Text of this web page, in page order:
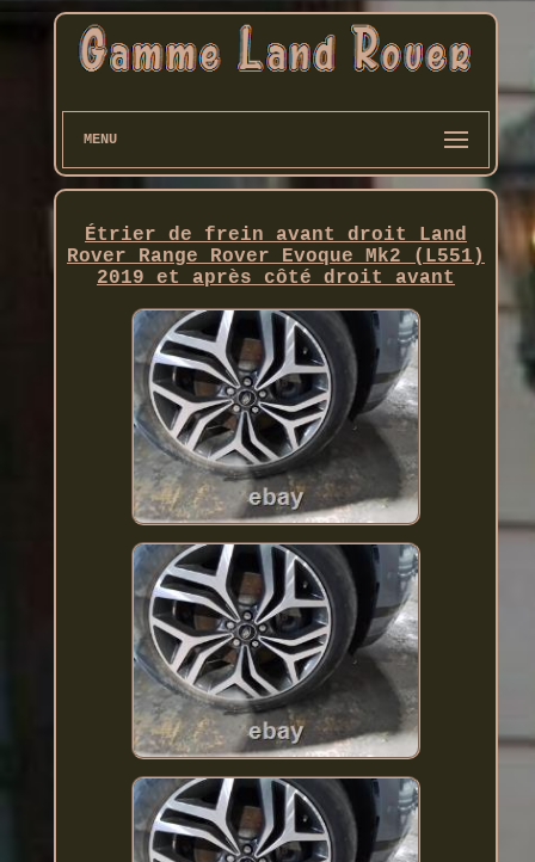
MENU
Étrier de frein avant droit Land
Rover Range Rover Evoque Mk2 (L551)
2019 et après côté droit avant